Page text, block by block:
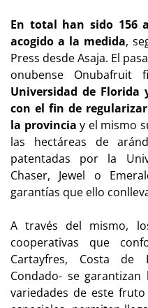
En total han sido 156
acogido a la medida,
Press desde Asaja. El
onubense
Universidad de Florida
con el fin de
la provincia y el mismo
las hectáreas de
patentadas por la
Chaser, Jewel o
garantías que ello
A través del mismo,
cooperativas que
Cartayfres, Costa de
Condado- se
variedades de este